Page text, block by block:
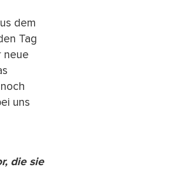
dem
Tag
neue
uns
die sie